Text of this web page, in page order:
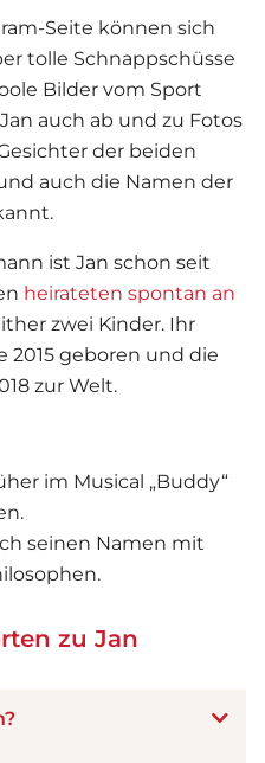
Seite können sich
tolle Schnappschüsse
Bilder vom Sport
auch ab und zu Fotos
der beiden
auch die Namen der
ist Jan schon seit
heirateten spontan an
zwei Kinder. Ihr
2015 geboren und die
zur Welt.
im Musical „Buddy“
seinen Namen mit
zu Jan